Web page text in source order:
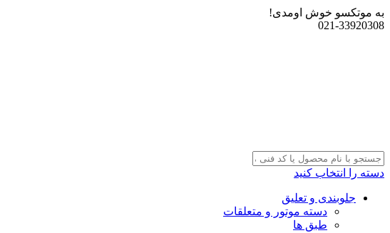
به موتکسو خوش اومدی!
021-33920308
دسته را انتخاب کنید
جلوبندی و تعلیق
دسته موتور و متعلقات
طبق ها